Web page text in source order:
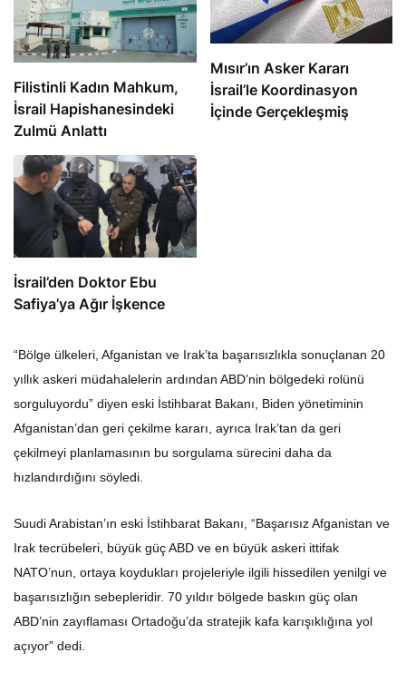
Filistinli Kadın Mahkum,
İsrail Hapishanesindeki
Zulmü Anlattı
Mısır’ın Asker Kararı
İsrail’le Koordinasyon
İçinde Gerçekleşmiş
İsrail’den Doktor Ebu
Safiya’ya Ağır İşkence
“Bölge ülkeleri, Afganistan ve Irak’ta başarısızlıkla sonuçlanan 20
yıllık askeri müdahalelerin ardından ABD’nin bölgedeki rolünü
sorguluyordu” diyen eski İstihbarat Bakanı, Biden yönetiminin
Afganistan’dan geri çekilme kararı, ayrıca Irak’tan da geri
çekilmeyi planlamasının bu sorgulama sürecini daha da
hızlandırdığını söyledi.
Suudi Arabistan’ın eski İstihbarat Bakanı, “Başarısız Afganistan ve
Irak tecrübeleri, büyük güç ABD ve en büyük askeri ittifak
NATO’nun, ortaya koydukları projeleriyle ilgili hissedilen yenilgi ve
başarısızlığın sebepleridir. 70 yıldır bölgede baskın güç olan
ABD’nin zayıflaması Ortadoğu’da stratejik kafa karışıklığına yol
açıyor” dedi.